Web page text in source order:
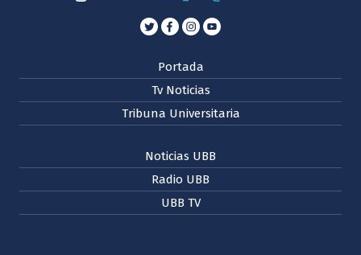
Portada
Tv Noticias
Tribuna Universitaria
Noticias UBB
Radio UBB
UBB TV